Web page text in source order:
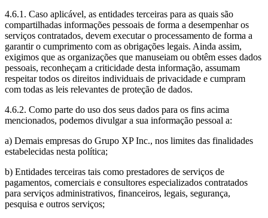
4.6.1. Caso aplicável, as entidades terceiras para as quais são
compartilhadas informações pessoais de forma a desempenhar os
serviços contratados, devem executar o processamento de forma a
garantir o cumprimento com as obrigações legais. Ainda assim,
exigimos que as organizações que manuseiam ou obtêm esses dados
pessoais, reconheçam a criticidade desta informação, assumam
respeitar todos os direitos individuais de privacidade e cumpram
com todas as leis relevantes de proteção de dados.
4.6.2. Como parte do uso dos seus dados para os fins acima
mencionados, podemos divulgar a sua informação pessoal a:
a) Demais empresas do Grupo XP Inc., nos limites das finalidades
estabelecidas nesta política;
b) Entidades terceiras tais como prestadores de serviços de
pagamentos, comerciais e consultores especializados contratados
para serviços administrativos, financeiros, legais, segurança,
pesquisa e outros serviços;